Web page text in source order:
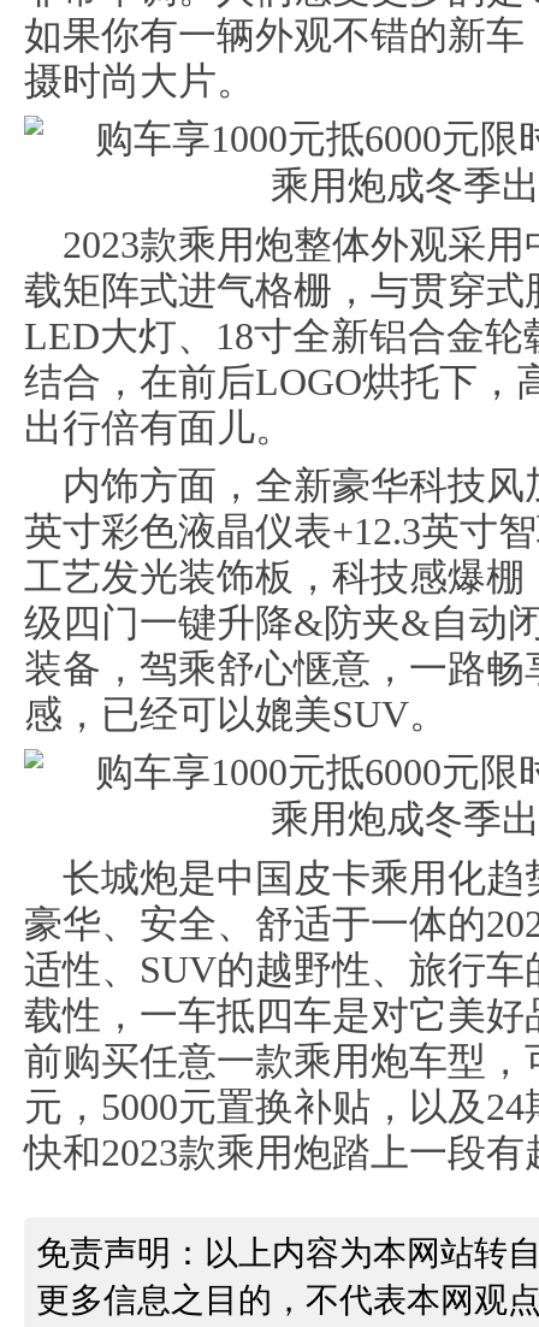
如果你有一辆外观不错的新
摄时尚大片。
2023款乘用炮整体外观采
载矩阵式进气格栅，与贯穿
LED大灯、18寸全新铝合金
结合，在前后LOGO烘托下，
出行倍有面儿。
内饰方面，全新豪华科技
英寸彩色液晶仪表+12.3英寸
工艺发光装饰板，科技感爆
级四门一键升降&防夹&自动
装备，驾乘舒心惬意，一路
感，已经可以媲美SUV。
长城炮是中国皮卡乘用化
豪华、安全、舒适于一体的
适性、SUV的越野性、旅行
载性，一车抵四车是对它美
前购买任意一款乘用炮车型，
元，5000元置换补贴，以及
快和2023款乘用炮踏上一段
免责声明：以上内容为本网站转
更多信息之目的，不代表本网观